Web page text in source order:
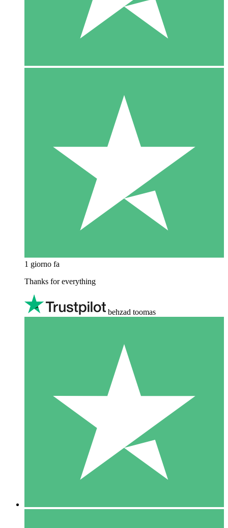
1 giorno fa
Thanks for everything
behzad toomas